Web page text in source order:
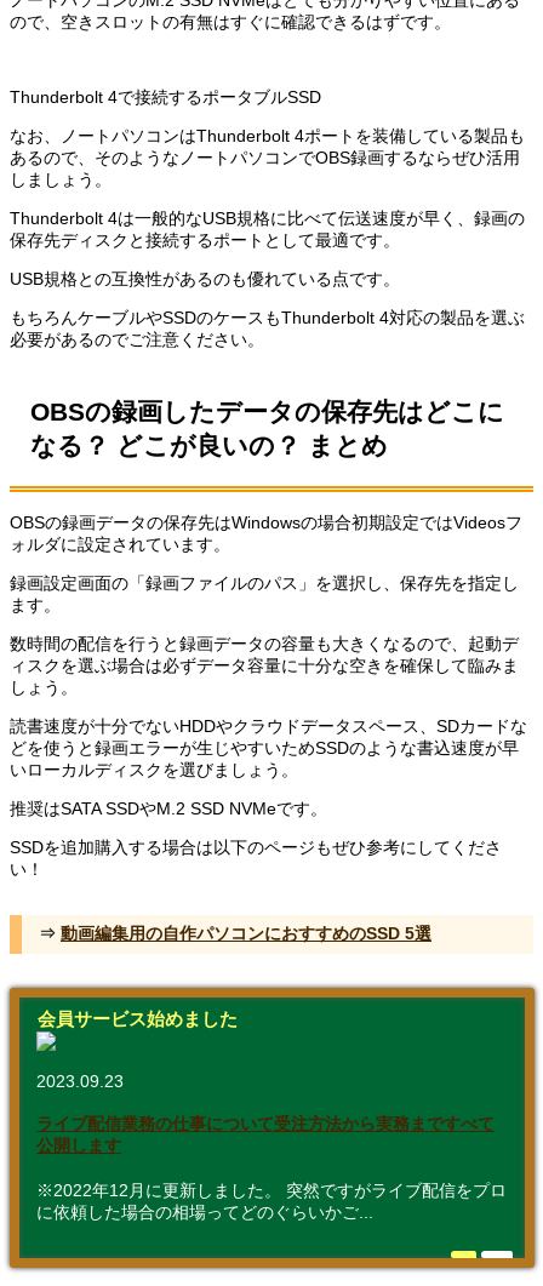
ので、空きスロットの有無はすぐに確認できるはずです。
Thunderbolt 4で接続するポータブルSSD
なお、ノートパソコンはThunderbolt 4ポートを装備している製品も
あるので、そのようなノートパソコンでOBS録画するならぜひ活用
しましょう。
Thunderbolt 4は一般的なUSB規格に比べて伝送速度が早く、録画の
保存先ディスクと接続するポートとして最適です。
USB規格との互換性があるのも優れている点です。
もちろんケーブルやSSDのケースもThunderbolt 4対応の製品を選ぶ
必要があるのでご注意ください。
OBSの録画したデータの保存先はどこに
なる？ どこが良いの？ まとめ
OBSの録画データの保存先はWindowsの場合初期設定ではVideosフ
ォルダに設定されています。
録画設定画面の「録画ファイルのパス」を選択し、保存先を指定し
ます。
数時間の配信を行うと録画データの容量も大きくなるので、起動デ
ィスクを選ぶ場合は必ずデータ容量に十分な空きを確保して臨みま
しょう。
読書速度が十分でないHDDやクラウドデータスペース、SDカードな
どを使うと録画エラーが生じやすいためSSDのような書込速度が早
いローカルディスクを選びましょう。
推奨はSATA SSDやM.2 SSD NVMeです。
SSDを追加購入する場合は以下のページもぜひ参考にしてくださ
い！
⇒ 動画編集用の自作パソコンにおすすめのSSD 5選
会員サービス始めました
2023.09.23
ライブ配信業務の仕事について受注方法から実務まですべて
公開します
※2022年12月に更新しました。 突然ですがライブ配信をプロ
に依頼した場合の相場ってどのぐらいかご...